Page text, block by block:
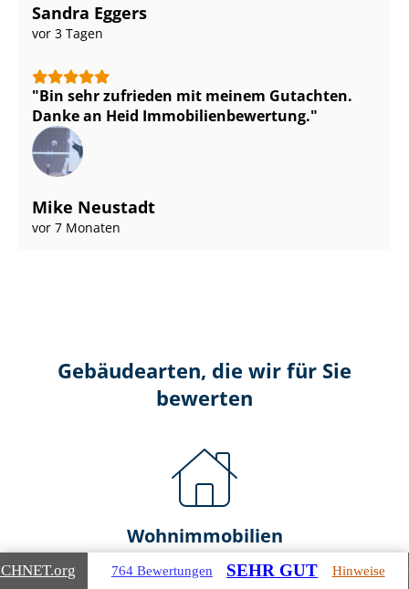
Sandra Eggers
vor 3 Tagen
Bin sehr zufrieden mit meinem Gutachten.
Danke an Heid Im­mo­bi­li­en­be­wer­tung.
Mike Neustadt
vor 7 Monaten
Gebäudearten, die wir für Sie
bewerten
Wohnimmobilien
Ein- und Zwei­fa­mi­li­en­häu­ser
.org 764 Bewertungen SEHR GUT Hinweise